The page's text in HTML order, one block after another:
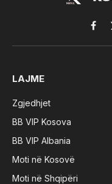
LAJME
Zgjedhjet
BB VIP Kosova
BB VIP Albania
Moti në Kosovë
Moti në Shqipëri